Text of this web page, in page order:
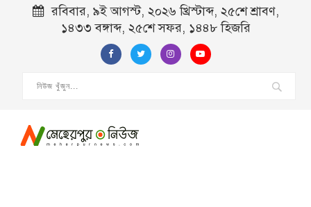
রবিবার, ৯ই আগস্ট, ২০২৬ খ্রিস্টাব্দ, ২৫শে শ্রাবণ,
১৪৩৩ বঙ্গাব্দ, ২৫শে সফর, ১৪৪৮ হিজরি